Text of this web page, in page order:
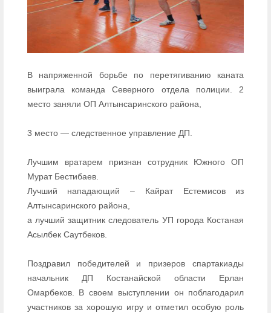
В напряженной борьбе по перетягиванию каната
выиграла команда Северного отдела полиции. 2
место заняли ОП Алтынсаринского района,
3 место — следственное управление ДП.
Лучшим вратарем признан сотрудник Южного ОП
Мурат Бестибаев.
Лучший нападающий – Кайрат Естемисов из
Алтынсаринского района,
а лучший защитник следователь УП города Костаная
Асылбек Саутбеков.
Поздравил победителей и призеров спартакиады
начальник ДП Костанайской области Ерлан
Омарбеков. В своем выступлении он поблагодарил
участников за хорошую игру и отметил особую роль